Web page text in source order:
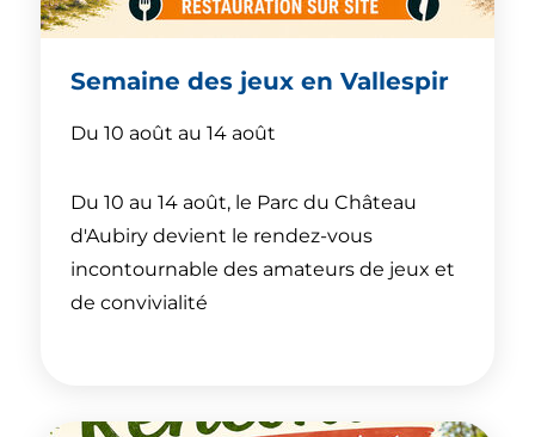
Semaine des jeux en Vallespir
Du 10 août au 14 août
Du 10 au 14 août, le Parc du Château
d'Aubiry devient le rendez-vous
incontournable des amateurs de jeux et
de convivialité